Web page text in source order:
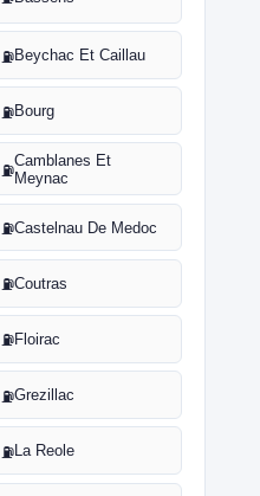
⛽Beychac Et Caillau
⛽Bourg
⛽
Camblanes Et
Meynac
⛽Castelnau De Medoc
⛽Coutras
⛽Floirac
⛽Grezillac
⛽La Reole